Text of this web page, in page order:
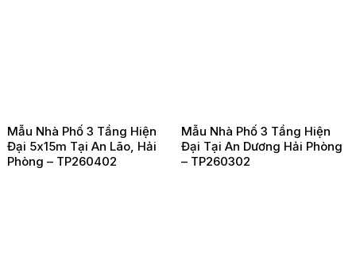
Mẫu Nhà Phố 3 Tầng Hiện
Đại 5x15m Tại An Lão, Hải
Phòng – TP260402
Mẫu Nhà Phố 3 Tầng Hiện
Đại Tại An Dương Hải Phòng
– TP260302